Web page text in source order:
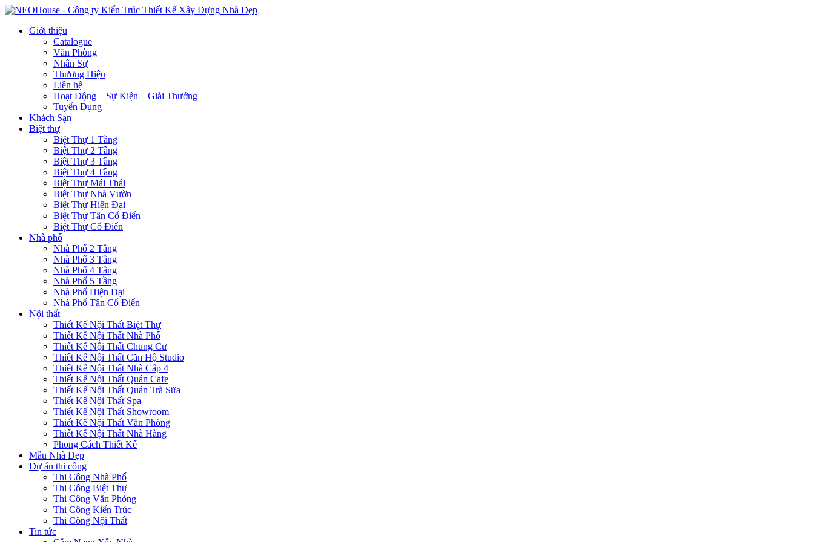
Giới thiệu
Catalogue
Văn Phòng
Nhân Sự
Thương Hiệu
Liên hệ
Hoạt Động – Sự Kiện – Giải Thưởng
Tuyển Dụng
Khách Sạn
Biệt thự
Biệt Thự 1 Tầng
Biệt Thự 2 Tầng
Biệt Thự 3 Tầng
Biệt Thự 4 Tầng
Biệt Thự Mái Thái
Biệt Thự Nhà Vườn
Biệt Thự Hiện Đại
Biệt Thự Tân Cổ Điển
Biệt Thự Cổ Điển
Nhà phố
Nhà Phố 2 Tầng
Nhà Phố 3 Tầng
Nhà Phố 4 Tầng
Nhà Phố 5 Tầng
Nhà Phố Hiện Đại
Nhà Phố Tân Cổ Điển
Nội thất
Thiết Kế Nội Thất Biệt Thự
Thiết Kế Nội Thất Nhà Phố
Thiết Kế Nội Thất Chung Cư
Thiết Kế Nội Thất Căn Hộ Studio
Thiết Kế Nội Thất Nhà Cấp 4
Thiết Kế Nội Thất Quán Cafe
Thiết Kế Nội Thất Quán Trà Sữa
Thiết Kế Nội Thất Spa
Thiết Kế Nội Thất Showroom
Thiết Kế Nội Thất Văn Phòng
Thiết Kế Nội Thất Nhà Hàng
Phong Cách Thiết Kế
Mẫu Nhà Đẹp
Dự án thi công
Thi Công Nhà Phố
Thi Công Biệt Thự
Thi Công Văn Phòng
Thi Công Kiến Trúc
Thi Công Nội Thất
Tin tức